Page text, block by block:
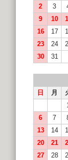
2
3
9
10
16
17
23
24
30
31
日
月
6
7
13
14
20
21
27
28